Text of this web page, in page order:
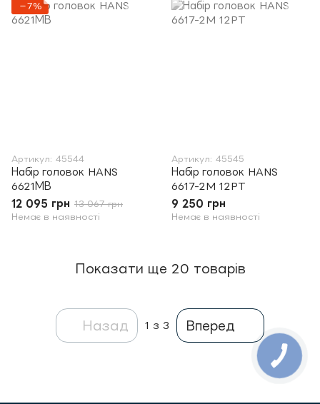
−7%
Артикул: 45544
Набір головок HANS
6621МВ
12 095 грн 13 067 грн
Немає в наявності
Артикул: 45545
Набір головок HANS
6617-2M 12PT
9 250 грн
Немає в наявності
Показати ще 20 товарів
Назад 1 з 3 Вперед